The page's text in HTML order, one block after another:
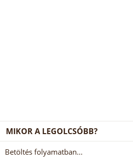
MIKOR A LEGOLCSÓBB?
Betöltés folyamatban...